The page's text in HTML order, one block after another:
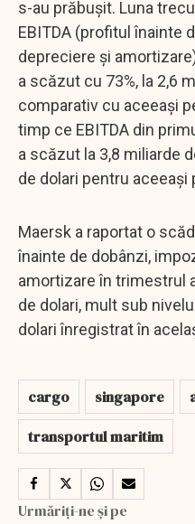
s-au prăbușit. Luna
EBITDA (profitul înainte
depreciere și
a scăzut cu 73%, la 2,6
comparativ cu aceeași
timp ce EBITDA din
a scăzut la 3,8 miliarde
de dolari pentru aceeași
Maersk a raportat o
înainte de dobânzi,
amortizare în trimestrul
de dolari, mult sub
dolari înregistrat în
cargo singapore
transportul maritim
Urmăriți-ne și pe